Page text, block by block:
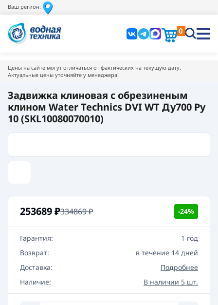
Ваш регион:
0
Цены на сайте могут отличаться от фактических на текущую дату.
Актуальные цены уточняйте у менеджера!
Задвижка клиновая с обрезиненым
клином Water Technics DVI WT Ду700 Pу
10 (SKL10080070010)
253689₽334869₽ -24%
Гарантия:
1 год
Возврат:
в течение 14 дней
Доставка:
Подробнее
Наличие:
В наличии 5 шт.